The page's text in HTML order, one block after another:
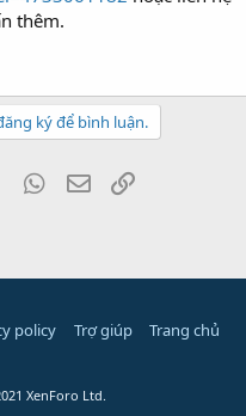
thêm.
ký để bình luận.
Tumblr WhatsApp
Email
policy Trợ giúp Trang chủ
XenForo Ltd.